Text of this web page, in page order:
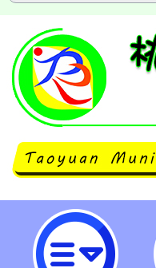
「全民節電愛
國民中學